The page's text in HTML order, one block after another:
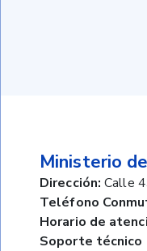
Ministerio
Dirección: Calle
Teléfono
Horario de
Soporte técnico